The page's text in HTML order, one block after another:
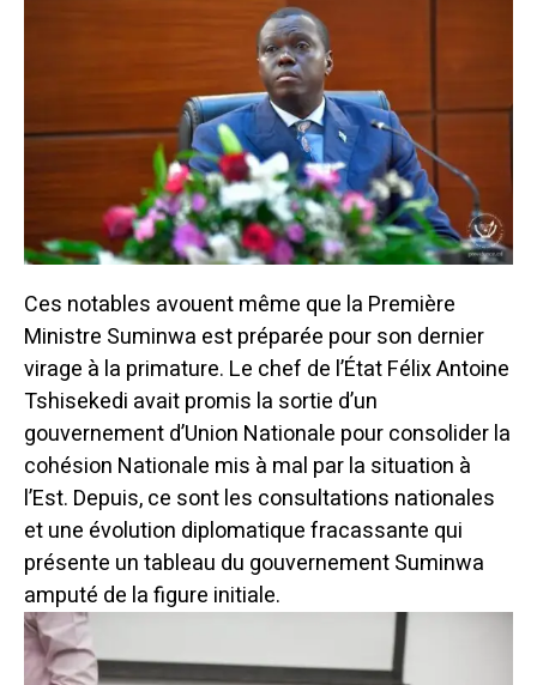
Ces notables avouent même que la Première
Ministre Suminwa est préparée pour son dernier
virage à la primature. Le chef de l’État Félix Antoine
Tshisekedi avait promis la sortie d’un
gouvernement d’Union Nationale pour consolider la
cohésion Nationale mis à mal par la situation à
l’Est. Depuis, ce sont les consultations nationales
et une évolution diplomatique fracassante qui
présente un tableau du gouvernement Suminwa
amputé de la figure initiale.